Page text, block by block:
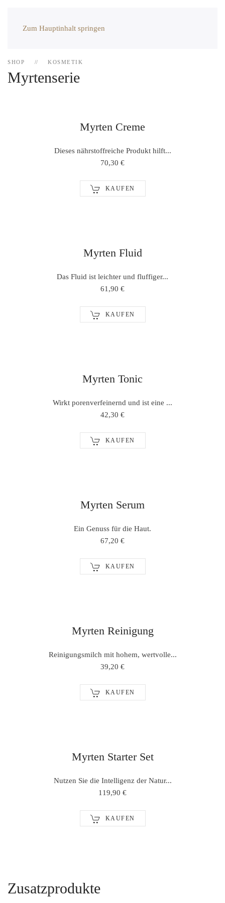
Zum Hauptinhalt springen
SHOP KOSMETIK
Myrtenserie
Myrten Creme
Dieses nährstoffreiche Produkt hilft...
70,30 €
KAUFEN
Myrten Fluid
Das Fluid ist leichter und fluffiger...
61,90 €
KAUFEN
Myrten Tonic
Wirkt porenverfeinernd und ist eine ...
42,30 €
KAUFEN
Myrten Serum
Ein Genuss für die Haut.
67,20 €
KAUFEN
Myrten Reinigung
Reinigungsmilch mit hohem, wertvolle...
39,20 €
KAUFEN
Myrten Starter Set
Nutzen Sie die Intelligenz der Natur...
119,90 €
KAUFEN
Zusatzprodukte